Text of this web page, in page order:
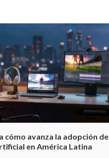
cómo avanza la adopción de
en América Latina